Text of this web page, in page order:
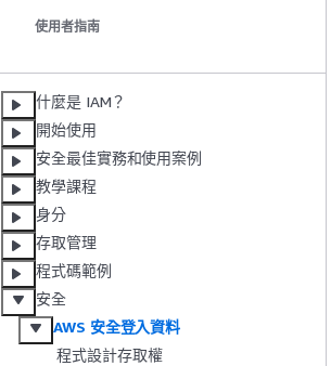
使用者指南
什麼是 IAM？
開始使用
安全最佳實務和使用案例
教學課程
身分
存取管理
程式碼範例
安全
AWS 安全登入資料
程式設計存取權